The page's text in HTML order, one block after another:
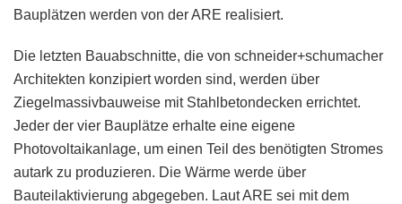
Bauplätzen werden von der ARE realisiert.
Die letzten Bauabschnitte, die von schneider+schumacher
Architekten konzipiert worden sind, werden über
Ziegelmassivbauweise mit Stahlbetondecken errichtet.
Jeder der vier Bauplätze erhalte eine eigene
Photovoltaikanlage, um einen Teil des benötigten Stromes
autark zu produzieren. Die Wärme werde über
Bauteilaktivierung abgegeben. Laut ARE sei mit dem